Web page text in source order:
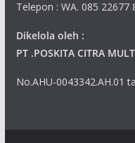
Telepon : WA. 085 22677
Dikelola oleh :
PT .POSKITA CITRA
No.AHU-0043342.AH.01